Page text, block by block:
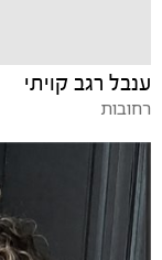
ענבל רגב קויתי
רחובות